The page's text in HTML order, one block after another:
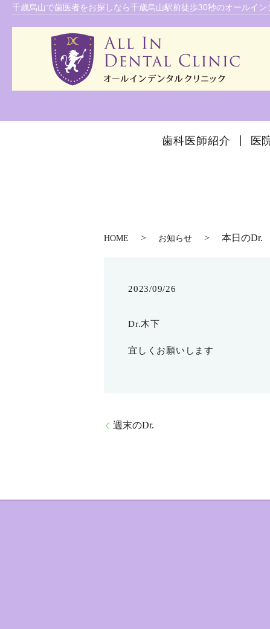
千歳烏山で歯医者をお探しなら千歳烏山駅前徒歩30秒のオールイン
歯科医師紹介 医
HOME お知らせ 本日のDr.
2023/09/26
Dr.木下
宜しくお願いします
週末のDr.